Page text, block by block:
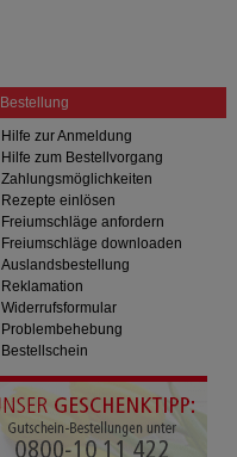
Bestellung
Hilfe zur Anmeldung
Hilfe zum Bestellvorgang
Zahlungsmöglichkeiten
Rezepte einlösen
Freiumschläge anfordern
Freiumschläge downloaden
Auslandsbestellung
Reklamation
Widerrufsformular
Problembehebung
Bestellschein